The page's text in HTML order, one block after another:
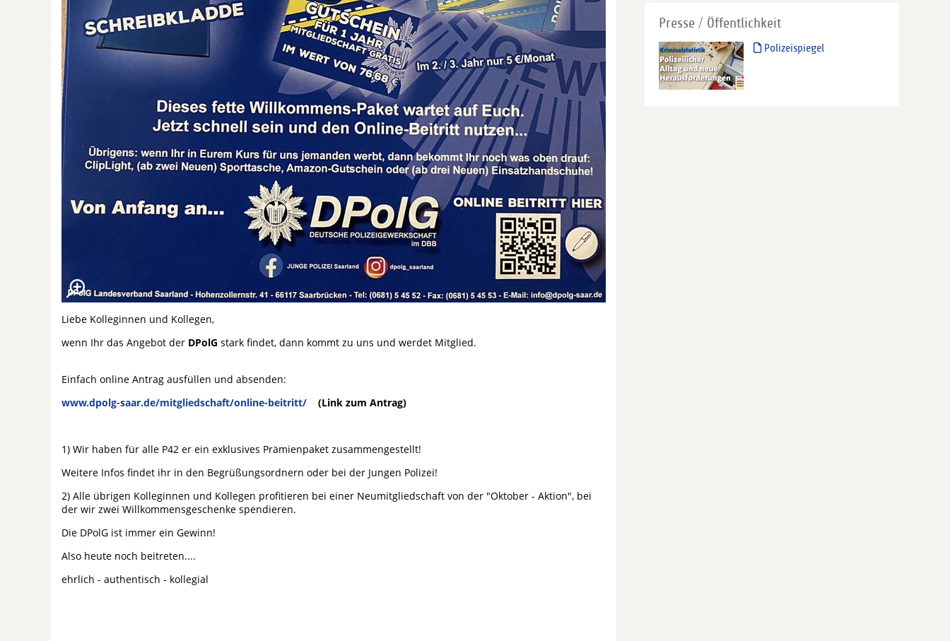
Liebe Kolleginnen und Kollegen,
wenn Ihr das Angebot der DPolG stark findet, dann kommt zu uns und werdet Mitglied.
Einfach online Antrag ausfüllen und absenden:
www.dpolg-saar.de/mitgliedschaft/online-beitritt/ (Link zum Antrag)
1) Wir haben für alle P42 er ein exklusives Prämienpaket zusammengestellt!
Weitere Infos findet ihr in den Begrüßungsordnern oder bei der Jungen Polizei!
2) Alle übrigen Kolleginnen und Kollegen profitieren bei einer Neumitgliedschaft von der "Oktober - Aktion", bei
der wir zwei Willkommensgeschenke spendieren.
Die DPolG ist immer ein Gewinn!
Also heute noch beitreten....
ehrlich - authentisch - kollegial
Presse / Öffentlichkeit
Polizeispiegel